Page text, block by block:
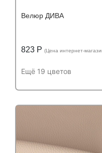
Велюр ДИВА
823 Р (Цена интернет-
Ещё 19 цветов
Устойчивость к
Состав: